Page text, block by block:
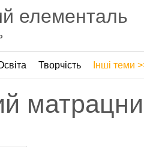
елементаль
Творчість Інші теми